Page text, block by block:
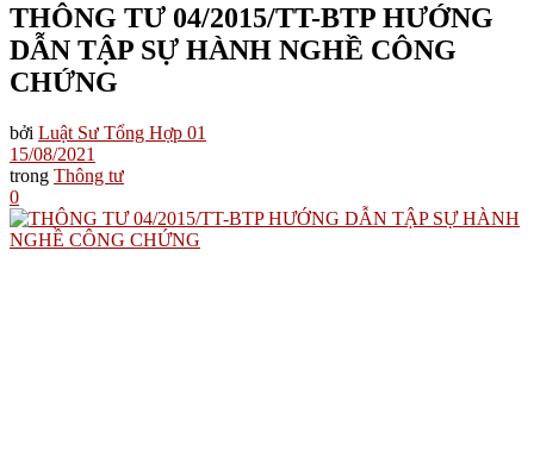
THÔNG TƯ 04/2015/TT-BTP HƯỚNG
DẪN TẬP SỰ HÀNH NGHỀ CÔNG
CHỨNG
bởi Luật Sư Tổng Hợp 01
15/08/2021
trong Thông tư
0